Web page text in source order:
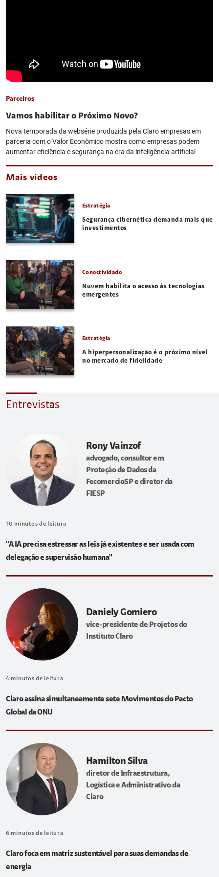
Parceiros
Vamos habilitar o Próximo Novo?
Nova temporada da websérie produzida pela Claro empresas em
parceria com o Valor Econômico mostra como empresas podem
aumentar eficiência e segurança na era da inteligência artificial
Mais vídeos
Estratégia
Segurança cibernética demanda mais que
investimentos
Conectividade
Nuvem habilita o acesso às tecnologias
emergentes
Estratégia
A hiperpersonalização é o próximo nível
no mercado de fidelidade
Entrevistas
Rony Vainzof
advogado, consultor em
Proteção de Dados da
FecomercioSP e diretor da
FIESP
10 minutos de leitura
"A IA precisa estressar as leis já existentes e ser usada com
delegação e supervisão humana"
Daniely Gomiero
vice-presidente de Projetos do
Instituto Claro
4 minutos de leitura
Claro assina simultaneamente sete Movimentos do Pacto
Global da ONU
Hamilton Silva
diretor de Infraestrutura,
Logística e Administrativo da
Claro
6 minutos de leitura
Claro foca em matriz sustentável para suas demandas de
energia